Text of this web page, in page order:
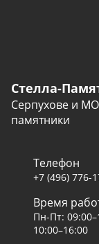
Стелла-
Серпухове и
памятники
Телефон
+7 (496) 776-
Время
Пн-Пт:
10:00–16:00